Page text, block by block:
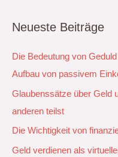
Neueste Beiträge
Die Bedeutung von
Aufbau von passivem
Glaubenssätze über Geld
anderen teilst
Die Wichtigkeit von
Geld verdienen als